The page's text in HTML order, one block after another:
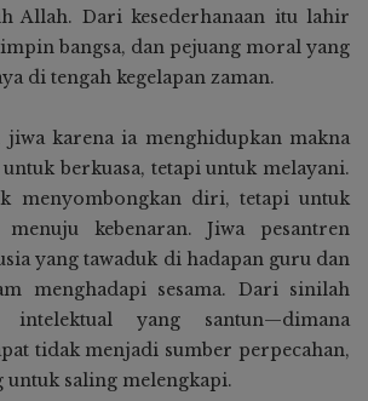
Allah. Dari kesederhanaan itu lahir
bangsa, dan pejuang moral yang
di tengah kegelapan zaman.
jiwa karena ia menghidupkan makna
berkuasa, tetapi untuk melayani.
menyombongkan diri, tetapi untuk
kebenaran. Jiwa pesantren
yang tawaduk di hadapan guru dan
menghadapi sesama. Dari sinilah
yang santun—dimana
tidak menjadi sumber perpecahan,
untuk saling melengkapi.